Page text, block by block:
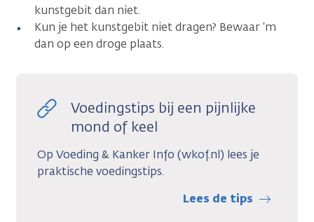
kunstgebit dan niet.
Kun je het kunstgebit niet dragen? Bewaar ‘m
dan op een droge plaats.
Voedingstips bij een pijnlijke
mond of keel
Op Voeding & Kanker Info (wkof.nl) lees je
praktische voedingstips.
Lees de tips